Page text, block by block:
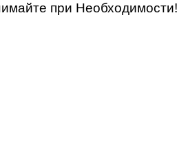
при Необходимости!